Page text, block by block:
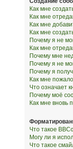
Как мне
Как мне
Как мне
Как мне
Почему я не
Как мне
Почему мне
Почему я не
Почему я
Как мне
Что означает
Почему моё
Как мне вновь
Что такое
Могу ли я
Что такое